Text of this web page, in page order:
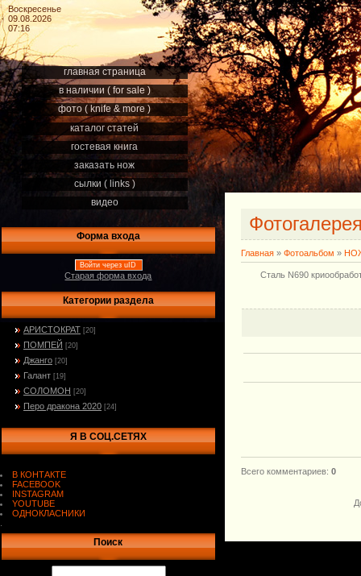
Воскресенье
09.08.2026
07:16
главная страница
в наличии ( for sale )
фото ( knife & more )
каталог статей
гостевая книга
заказать нож
сылки ( links )
видео
Форма входа
Войти через uID
Старая форма входа
Категории раздела
АРИСТОКРАТ [20]
ПОМПЕЙ [20]
Джанго [20]
Галант [19]
СОЛОМОН [20]
Перо дракона 2020 [24]
Я В СОЦ.СЕТЯХ
В КОНТАКТЕ
FACEBOOK
INSTAGRAM
YOUTUBE
ОДНОКЛАСНИКИ
Поиск
Главная » Фотоальбом »
Сталь N690
Всего комментариев: 0